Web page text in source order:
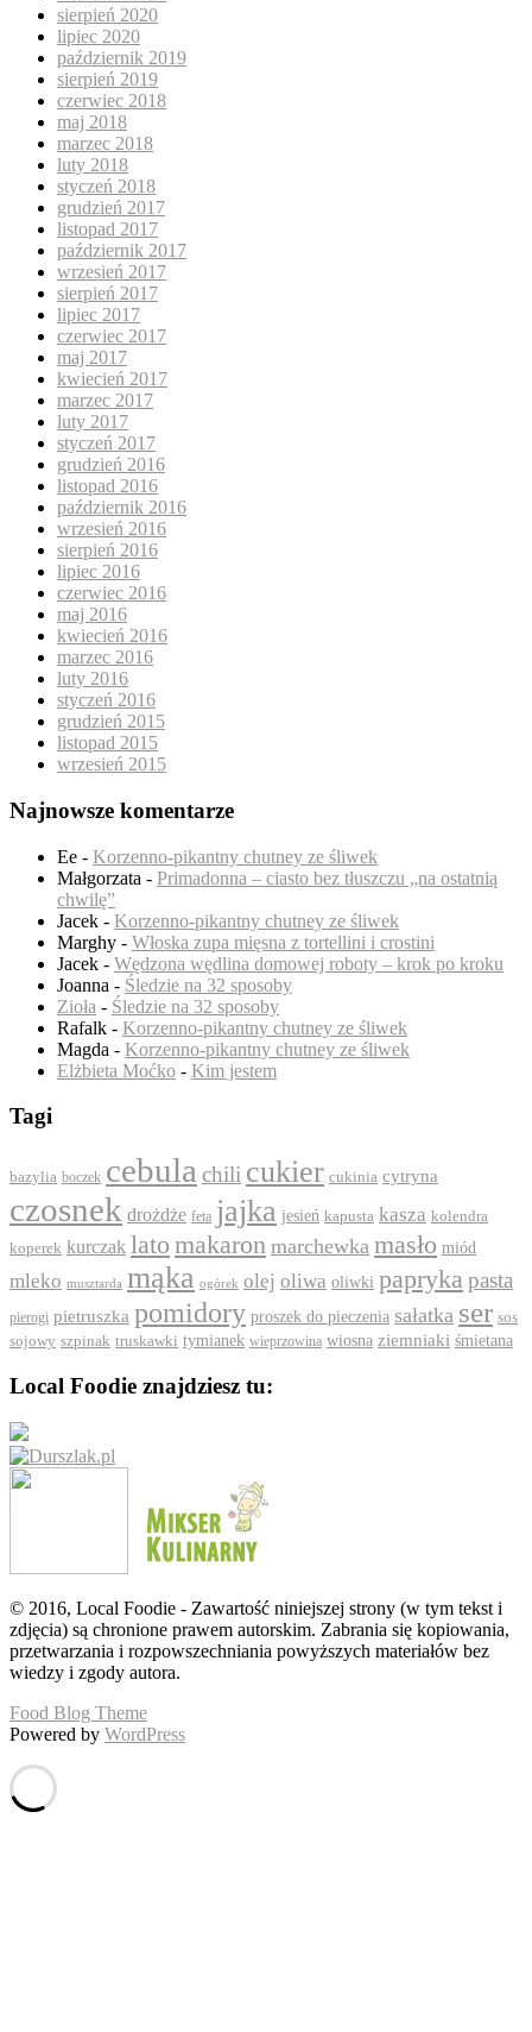
sierpień 2020
lipiec 2020
październik 2019
sierpień 2019
czerwiec 2018
maj 2018
marzec 2018
luty 2018
styczeń 2018
grudzień 2017
listopad 2017
październik 2017
wrzesień 2017
sierpień 2017
lipiec 2017
czerwiec 2017
maj 2017
kwiecień 2017
marzec 2017
luty 2017
styczeń 2017
grudzień 2016
listopad 2016
październik 2016
wrzesień 2016
sierpień 2016
lipiec 2016
czerwiec 2016
maj 2016
kwiecień 2016
marzec 2016
luty 2016
styczeń 2016
grudzień 2015
listopad 2015
wrzesień 2015
Najnowsze komentarze
Ee - Korzenno-pikantny chutney ze śliwek
Małgorzata - Primadonna – ciasto bez tłuszczu „na ostatnią
chwilę”
Jacek - Korzenno-pikantny chutney ze śliwek
Marghy - Włoska zupa mięsna z tortellini i crostini
Jacek - Wędzona wędlina domowej roboty – krok po kroku
Joanna - Śledzie na 32 sposoby
Zioła - Śledzie na 32 sposoby
Rafalk - Korzenno-pikantny chutney ze śliwek
Magda - Korzenno-pikantny chutney ze śliwek
Elżbieta Moćko - Kim jestem
Tagi
bazylia boczek cebula chili cukier cukinia cytryna
czosnek drożdże feta jajka jesień kapusta kasza kolendra
koperek kurczak lato makaron marchewka masło miód
mleko musztarda mąka ogórek olej oliwa oliwki paprykapasta
pierogi pietruszka pomidory proszek do pieczenia sałatka ser sos
sojowy szpinak truskawki tymianek wieprzowina wiosna ziemniaki śmietana
Local Foodie znajdziesz tu:
© 2016, Local Foodie - Zawartość niniejszej strony (w tym tekst i
zdjęcia) są chronione prawem autorskim. Zabrania się kopiowania,
przetwarzania i rozpowszechniania powyższych materiałów bez
wiedzy i zgody autora.
Food Blog Theme
Powered by WordPress